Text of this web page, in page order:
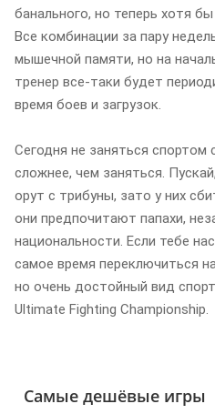
банального, но теперь хотя
Все комбинации за пару
мышечной памяти, но на
тренер все-таки будет
время боев и загрузок.
Сегодня не заняться
сложнее, чем заняться.
орут с трибуны, зато у них
они предпочитают папахи,
национальности. Если тебе
самое время переключиться
но очень достойный вид
Ultimate Fighting Championship.
Самые дешёвые игры